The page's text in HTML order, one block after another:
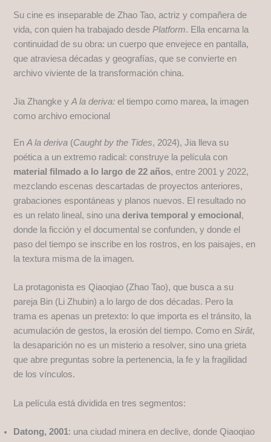
Su cine es inseparable de Zhao Tao, actriz y compañera de
vida, con quien ha trabajado desdePlatform. Ella encarna la
continuidad de su obra: un cuerpo que envejece en pantalla,
que atraviesa décadas y geografías, que se convierte en
archivo viviente de la transformación china.
Jia Zhangke yA la deriva:el tiempo como marea, la imagen
como archivo emocional
EnA la deriva (Caught by the Tides, 2024), Jia lleva su
poética a un extremo radical: construye la película con
material filmado a lo largo de 22 años, entre 2001 y 2022,
mezclando escenas descartadas de proyectos anteriores,
grabaciones espontáneas y planos nuevos. El resultado no
es un relato lineal, sino unaderiva temporal y emocional ,
donde la ficción y el documental se confunden, y donde el
paso del tiempo se inscribe en los rostros, en los paisajes, en
la textura misma de la imagen.
La protagonista es Qiaoqiao (Zhao Tao), que busca a su
pareja Bin (Li Zhubin) a lo largo de dos décadas. Pero la
trama es apenas un pretexto: lo que importa es el tránsito, la
acumulación de gestos, la erosión del tiempo. Como enSirât,
la desaparición no es un misterio a resolver, sino una grieta
que abre preguntas sobre la pertenencia, la fe y la fragilidad
de los vínculos.
La película está dividida en tres segmentos:
Datong, 2001: una ciudad minera en declive, donde Qiaoqiao